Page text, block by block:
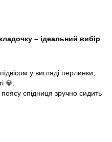
– ідеальний вибір
у вигляді перлинки,
💎.
спідниця зручно сидить